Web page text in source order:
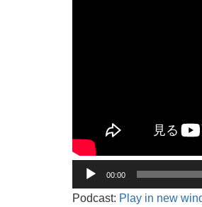
プ
00:00
Podcast: Play in new